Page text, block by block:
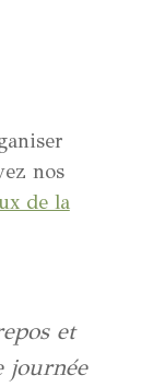
nos
de la
et
journée